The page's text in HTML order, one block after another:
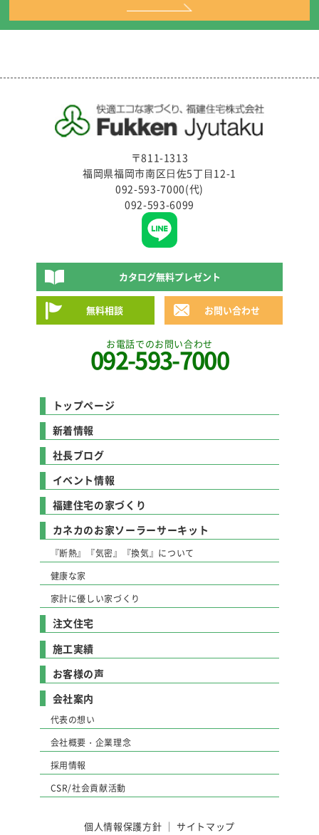
〒811-1313
福岡県福岡市南区⽇佐5丁⽬12-1
092-593-7000(代)
092-593-6099
カタログ無料プレゼント
無料相談 お問い合わせ
お電話でのお問い合わせ
092-593-7000
トップページ
新着情報
社長ブログ
イベント情報
福建住宅の家づくり
カネカのお家ソーラーサーキット
『断熱』『気密』『換気』について
健康な家
家計に優しい家づくり
注文住宅
施工実績
お客様の声
会社案内
代表の想い
会社概要・企業理念
採用情報
CSR/社会貢献活動
個人情報保護方針 ｜サイトマップ